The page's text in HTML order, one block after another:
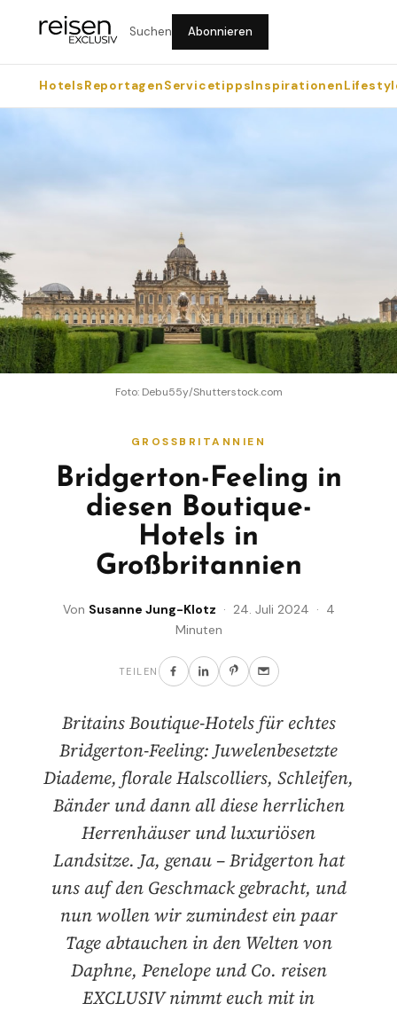
Suchen Abonnieren
HotelsReportagenServicetippsInspirationen
Foto: Debu55y/Shutterstock.com
GROSSBRITANNIEN
Bridgerton-Feeling in
diesen Boutique-
Hotels in
Großbritannien
Von Susanne Jung-Klotz · 24. Juli 2024 · 4
Minuten
TEILEN
Britains Boutique-Hotels für echtes
Bridgerton-Feeling: Juwelenbesetzte
Diademe, florale Halscolliers, Schleifen,
Bänder und dann all diese herrlichen
Herrenhäuser und luxuriösen
Landsitze. Ja, genau – Bridgerton hat
uns auf den Geschmack gebracht, und
nun wollen wir zumindest ein paar
Tage abtauchen in den Welten von
Daphne, Penelope und Co. reisen
EXCLUSIV nimmt euch mit in